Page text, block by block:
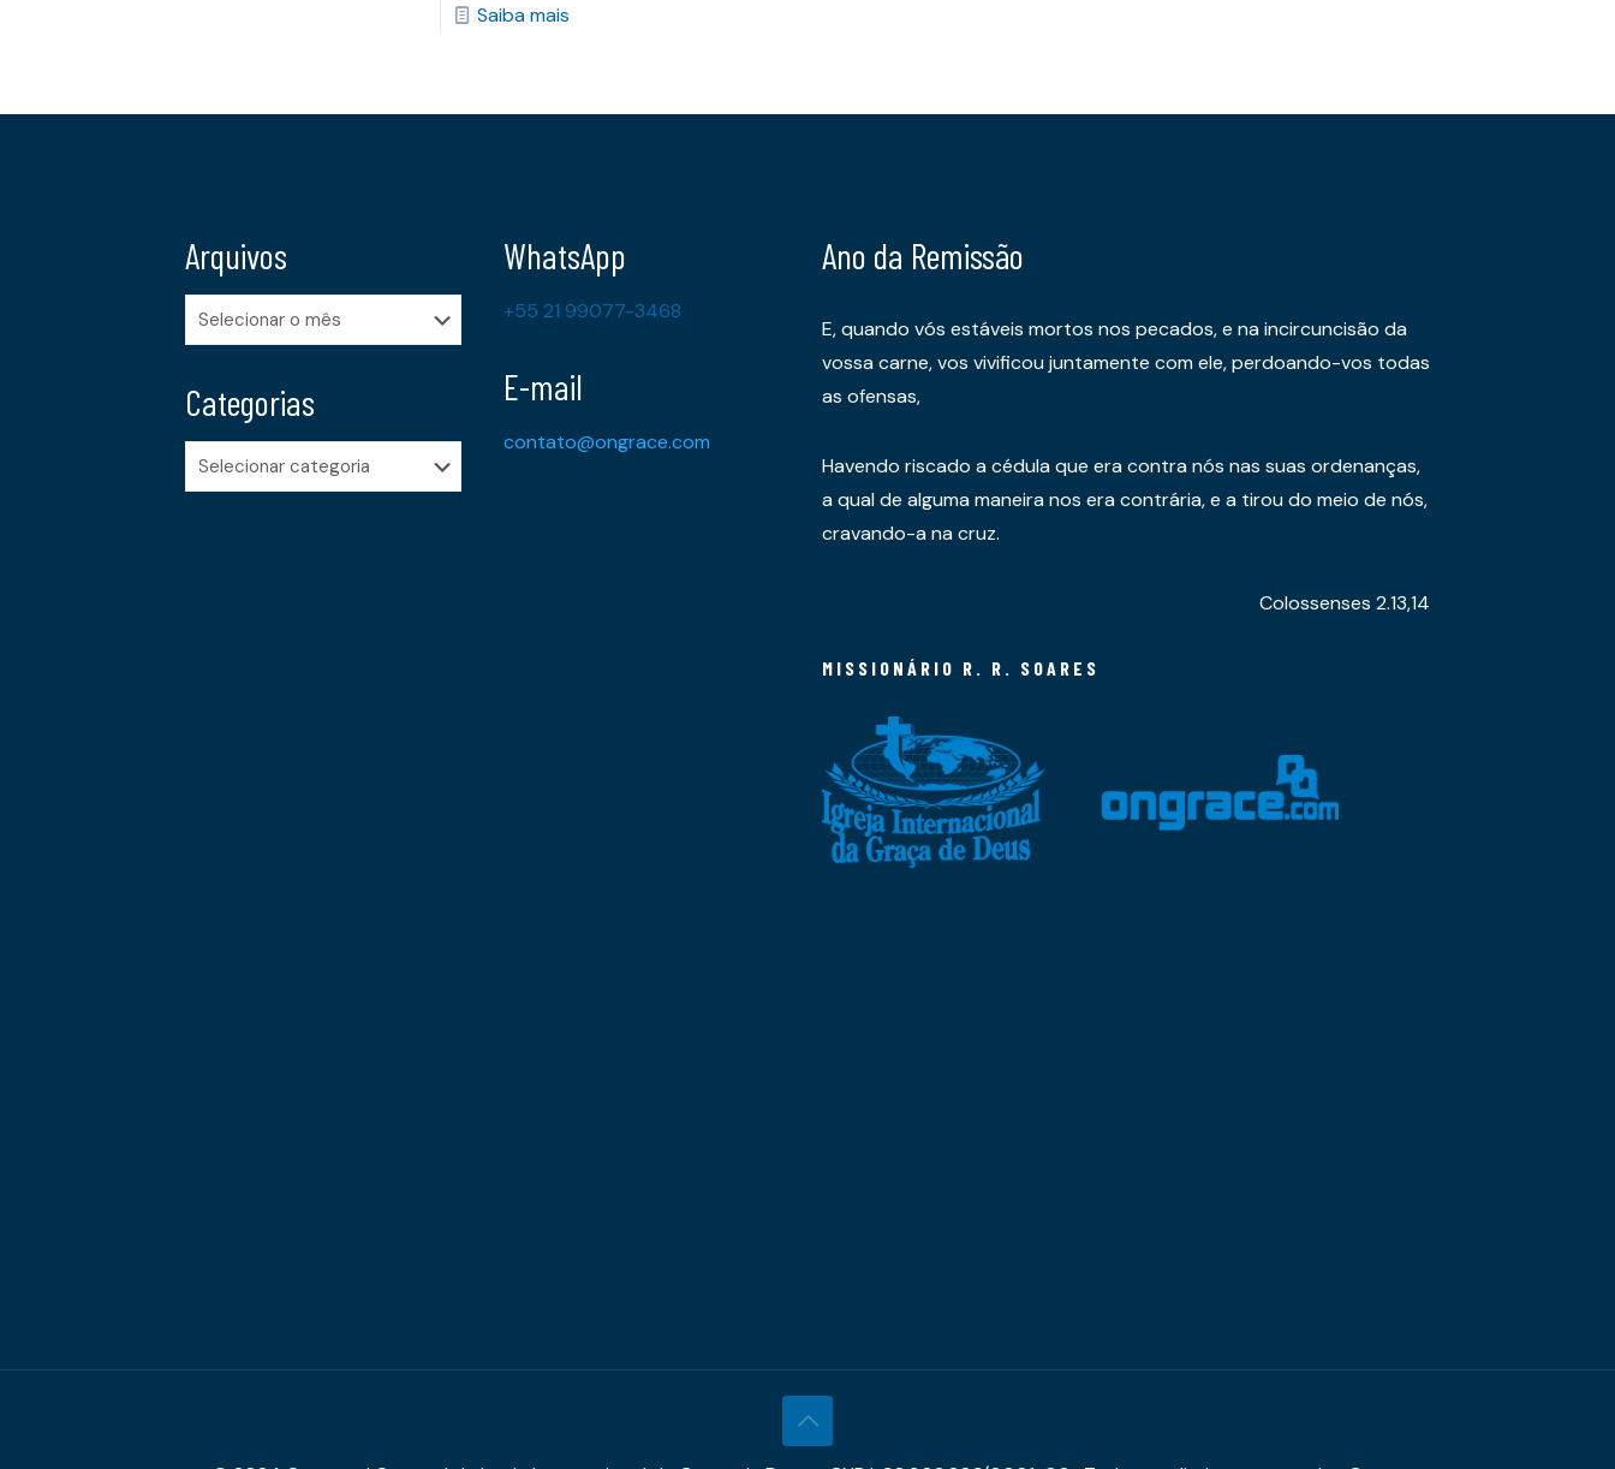
Saiba mais
Arquivos
Arquivos
Categorias
Categorias
WhatsApp
+55 21 99077-3468
E-mail
contato@ongrace.com
Ano da Remissão
E, quando vós estáveis mortos nos pecados, e na incircuncisão da
vossa carne, vos vivificou juntamente com ele, perdoando-vos todas
as ofensas,
Havendo riscado a cédula que era contra nós nas suas ordenanças,
a qual de alguma maneira nos era contrária, e a tirou do meio de nós,
cravando-a na cruz.
Colossenses 2.13,14
MISSIONÁRIO R. R. SOARES